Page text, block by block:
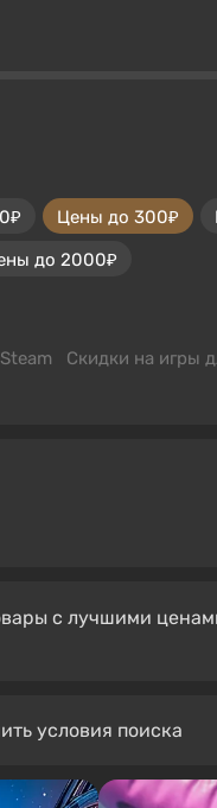
Цены до 300₽
до 2000₽
Скидки на игры
с лучшими
условия поиска